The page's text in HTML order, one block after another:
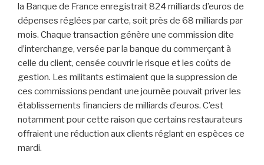
la Banque de France enregistrait 824 milliards d’euros de
dépenses réglées par carte, soit près de 68 milliards par
mois. Chaque transaction génère une commission dite
d’interchange, versée par la banque du commerçant à
celle du client, censée couvrir le risque et les coûts de
gestion. Les militants estimaient que la suppression de
ces commissions pendant une journée pouvait priver les
établissements financiers de milliards d’euros. C’est
notamment pour cette raison que certains restaurateurs
offraient une réduction aux clients réglant en espèces ce
mardi.